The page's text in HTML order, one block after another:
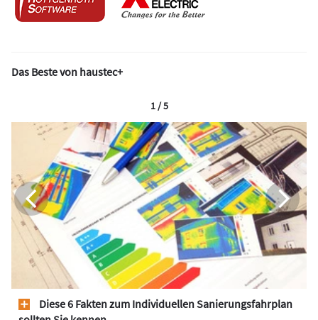
Das Beste von haustec+
Diese 6 Fakten zum Individuellen Sanierungsfahrplan
1 / 5